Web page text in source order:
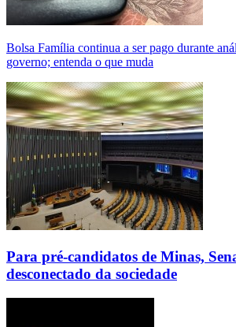
Bolsa Família continua a ser pago durante
governo; entenda o que muda
Para pré-candidatos de Minas,
desconectado da sociedade